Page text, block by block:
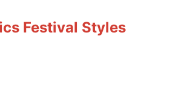
Festival Styles